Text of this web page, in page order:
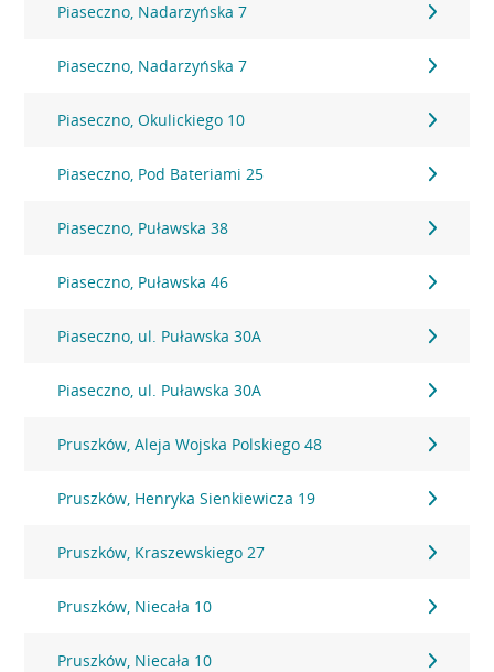
Piaseczno, Nadarzyńska 7
Piaseczno, Nadarzyńska 7
Piaseczno, Okulickiego 10
Piaseczno, Pod Bateriami 25
Piaseczno, Puławska 38
Piaseczno, Puławska 46
Piaseczno, ul. Puławska 30A
Piaseczno, ul. Puławska 30A
Pruszków, Aleja Wojska Polskiego 48
Pruszków, Henryka Sienkiewicza 19
Pruszków, Kraszewskiego 27
Pruszków, Niecała 10
Pruszków, Niecała 10